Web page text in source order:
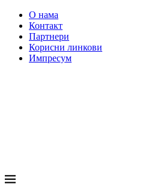
О нама
Контакт
Партнери
Корисни линкови
Импресум